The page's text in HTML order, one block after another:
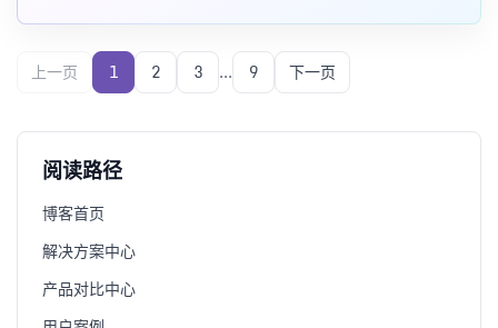
上一页 1 2 3 ... 9 下一页
阅读路径
博客首页
解决方案中心
产品对比中心